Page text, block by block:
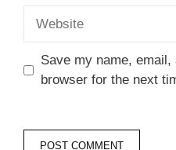
Save my name,
browser for the next